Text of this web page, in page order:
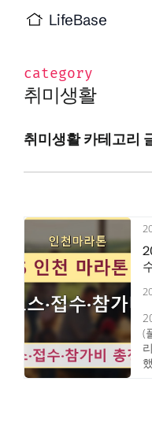
LifeBase
category
취미생활
취미생활 카테고리
(